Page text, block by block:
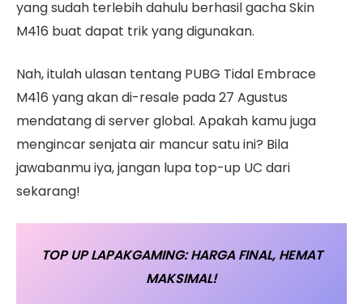
yang sudah terlebih dahulu berhasil gacha Skin
M416 buat dapat trik yang digunakan.
Nah, itulah ulasan tentang PUBG Tidal Embrace
M416 yang akan di-resale pada 27 Agustus
mendatang di server global. Apakah kamu juga
mengincar senjata air mancur satu ini? Bila
jawabanmu iya, jangan lupa top-up UC dari
sekarang!
TOP UP LAPAKGAMING: HARGA FINAL, HEMAT
MAKSIMAL!